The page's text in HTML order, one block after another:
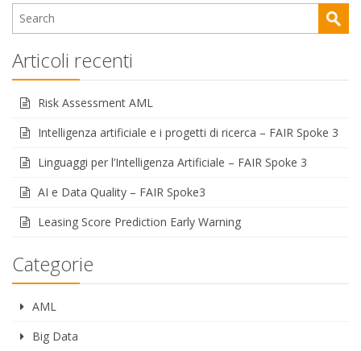
Articoli recenti
Risk Assessment AML
Intelligenza artificiale e i progetti di ricerca – FAIR Spoke 3
Linguaggi per l’Intelligenza Artificiale – FAIR Spoke 3
AI e Data Quality – FAIR Spoke3
Leasing Score Prediction Early Warning
Categorie
AML
Big Data